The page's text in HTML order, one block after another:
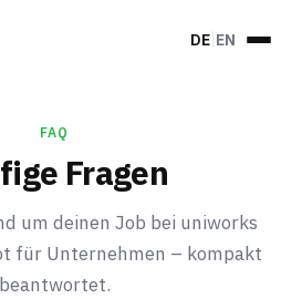
DE EN
FAQ
Fragen
um deinen Job bei uniworks
für Unternehmen – kompakt
beantwortet.